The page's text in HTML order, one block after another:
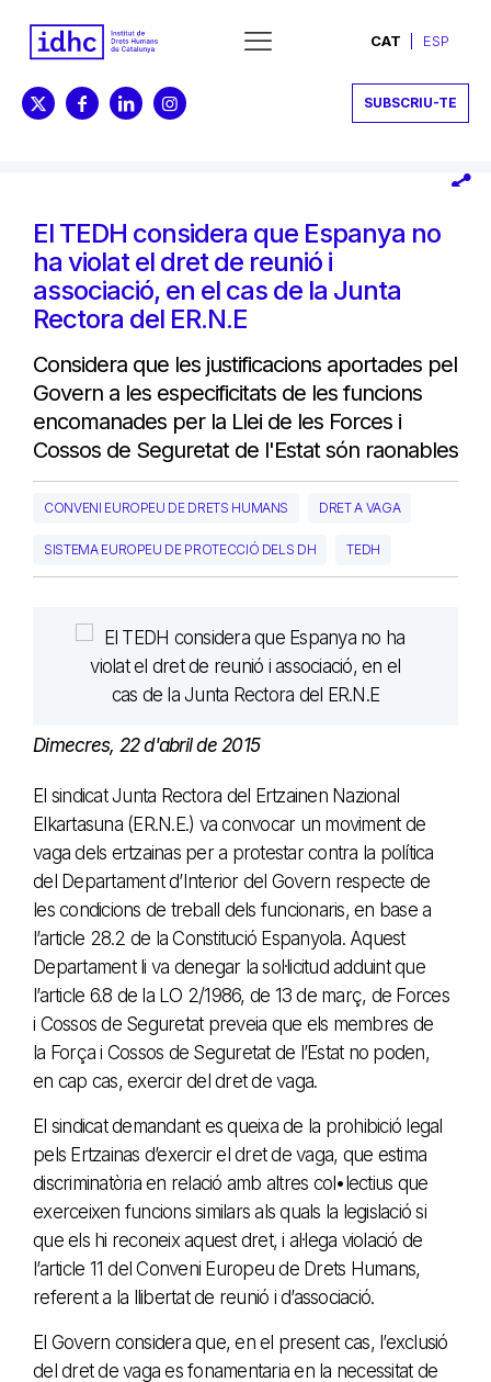
CAT ESP
SUBSCRIU-TE
El TEDH considera que Espanya no
ha violat el dret de reunió i
associació, en el cas de la Junta
Rectora del ER.N.E
Considera que les justificacions aportades pel
Govern a les especificitats de les funcions
encomanades per la Llei de les Forces i
Cossos de Seguretat de l'Estat són raonables
CONVENI EUROPEU DE DRETS HUMANS DRET A VAGA
SISTEMA EUROPEU DE PROTECCIÓ DELS DH TEDH
Dimecres, 22 d'abril de 2015
El sindicat Junta Rectora del Ertzainen Nazional
Elkartasuna (ER.N.E.) va convocar un moviment de
vaga dels ertzainas per a protestar contra la política
del Departament d’Interior del Govern respecte de
les condicions de treball dels funcionaris, en base a
l’article 28.2 de la Constitució Espanyola. Aquest
Departament li va denegar la sol·licitud adduint que
l’article 6.8 de la LO 2/1986, de 13 de març, de Forces
i Cossos de Seguretat preveia que els membres de
la Força i Cossos de Seguretat de l’Estat no poden,
en cap cas, exercir del dret de vaga.
El sindicat demandant es queixa de la prohibició legal
pels Ertzainas d’exercir el dret de vaga, que estima
discriminatòria en relació amb altres col•lectius que
exerceixen funcions similars als quals la legislació si
que els hi reconeix aquest dret, i al·lega violació de
l’article 11 del Conveni Europeu de Drets Humans,
referent a la llibertat de reunió i d’associació.
El Govern considera que, en el present cas, l’exclusió
del dret de vaga es fonamentaria en la necessitat de